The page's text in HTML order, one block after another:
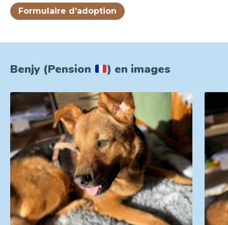
Formulaire d’adoption
Benjy (Pension ) en images